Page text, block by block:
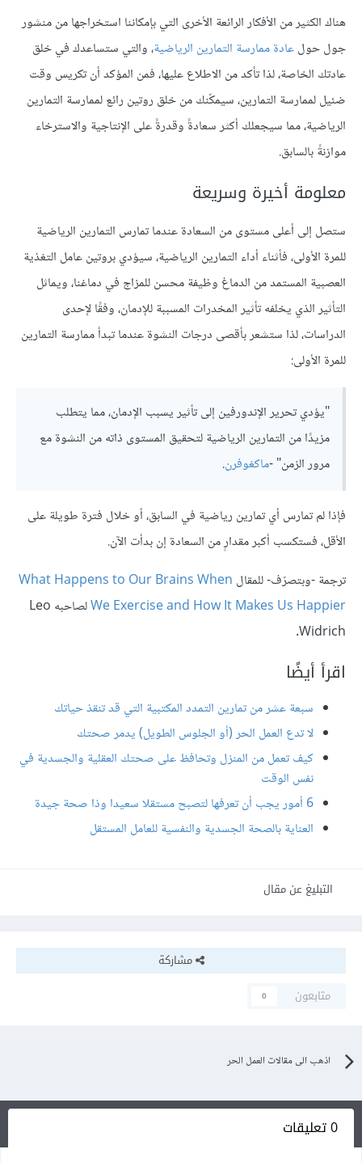
هناك الكثير من الأفكار الرائعة الأخرى التي بإمكاننا استخراجها من منشور
جول حولعادة ممارسة التمارين الرياضية، والتي ستساعدك في خلق
عادتك الخاصة، لذا تأكد من الاطلاع عليها، فمن المؤكد أن تكريس وقت
ضئيل لممارسة التمارين، سيمكّنك من خلق روتين رائع لممارسة التمارين
الرياضية، مما سيجعلك أكثر سعادةً وقدرةً على الإنتاجية والاسترخاء
موازنةً بالسابق.
معلومة أخيرة وسريعة
ستصل إلى أعلى مستوى من السعادة عندما تمارس التمارين الرياضية
للمرة الأولى، فأثناء أداء التمارين الرياضية، سيؤدي بروتين عامل التغذية
العصبية المستمد من الدماغ وظيفة محسن للمزاج في دماغنا، ويماثل
التأثير الذي يخلفه تأثير المخدرات المسببة للإدمان، وفقًا لإحدى
الدراسات، لذا ستشعر بأقصى درجات النشوة عندما تبدأ ممارسة التمارين
للمرة الأولى:
"يؤدي تحرير الإندورفين إلى تأثير يسبب الإدمان، مما يتطلب
مزيدًا من التمارين الرياضية لتحقيق المستوى ذاته من النشوة مع
مرور الزمن" -ماكغوفرن.
فإذا لم تمارس أي تمارين رياضية في السابق، أو خلال فترة طويلة على
الأقل، فستكسب أكبر مقدارٍ من السعادة إن بدأت الآن.
ترجمة -وبتصرّف- للمقال What Happens to Our Brains When
We Exercise and How It Makes Us Happier
لصاحبه Leo
Widrich.
اقرأ أيضًا
سبعة عشر من تمارين التمدد المكتبية التي قد تنقذ حياتك
لا تدع العمل الحر (أو الجلوس الطويل) يدمر صحتك
كيف تعمل من المنزل وتحافظ على صحتك العقلية والجسدية في
نفس الوقت
6 أمور يجب أن تعرفها لتصبح مستقلا سعيدا وذا صحة جيدة
العناية بالصحة الجسدية والنفسية للعامل المستقل
التبليغ عن مقال
مشاركة
متابعون
0
اذهب الى مقالات العمل الحر
0 تعليقات